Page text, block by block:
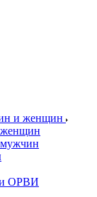
и женщин
женщин
мужчин
и ОРВИ